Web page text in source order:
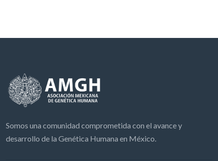
Somos una comunidad comprometida con el avance y
desarrollo de la Genética Humana en México.